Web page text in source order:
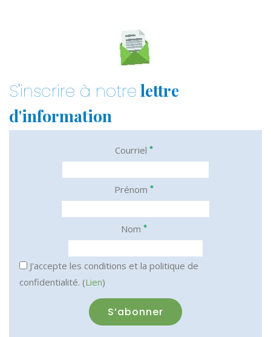
S'inscrire à notrelettre
d'information
Courriel *
Prénom *
Nom *
J'accepte les conditions et la politique de
confidentialité. (Lien)